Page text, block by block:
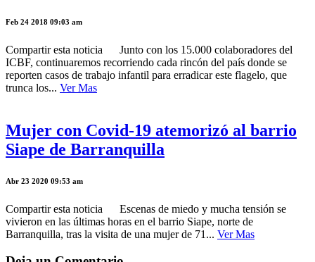
Feb 24 2018 09:03 am
Compartir esta noticia Junto con los 15.000 colaboradores del
ICBF, continuaremos recorriendo cada rincón del país donde se
reporten casos de trabajo infantil para erradicar este flagelo, que
trunca los... Ver Mas
Mujer con Covid-19 atemorizó al barrio
Siape de Barranquilla
Abr 23 2020 09:53 am
Compartir esta noticia Escenas de miedo y mucha tensión se
vivieron en las últimas horas en el barrio Siape, norte de
Barranquilla, tras la visita de una mujer de 71... Ver Mas